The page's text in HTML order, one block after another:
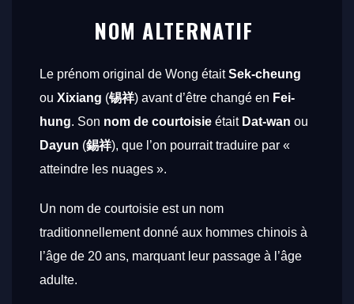
NOM ALTERNATIF
Le prénom original de Wong étaitSek-cheung
ou Xixiang (锡祥) avant d’être changé en Fei-
hung. Son nom de courtoisie était Dat-wan ou
Dayun (錫祥), que l’on pourrait traduire par «
atteindre les nuages ».
Un nom de courtoisie est un nom
traditionnellement donné aux hommes chinois à
l’âge de 20 ans, marquant leur passage à l’âge
adulte.